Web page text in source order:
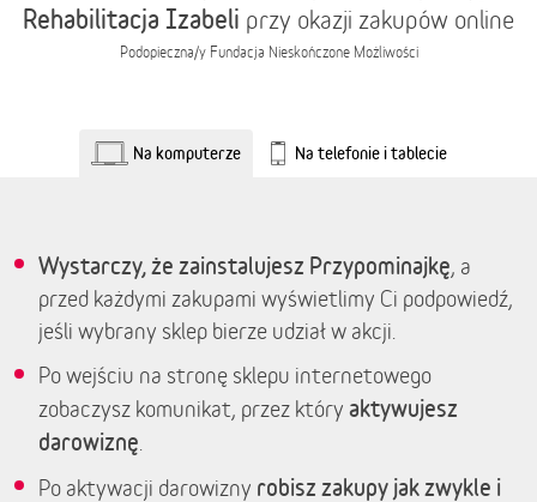
Rehabilitacja Izabeli przy okazji zakupów online
Podopieczna/y Fundacja Nieskończone Możliwości
Na komputerze Na telefonie i tablecie
Wystarczy, że zainstalujesz Przypominajkę, a
przed każdymi zakupami wyświetlimy Ci podpowiedź,
jeśli wybrany sklep bierze udział w akcji.
Po wejściu na stronę sklepu internetowego
zobaczysz komunikat, przez który aktywujesz
darowiznę
Po aktywacji darowizny robisz zakupy jak zwykle i